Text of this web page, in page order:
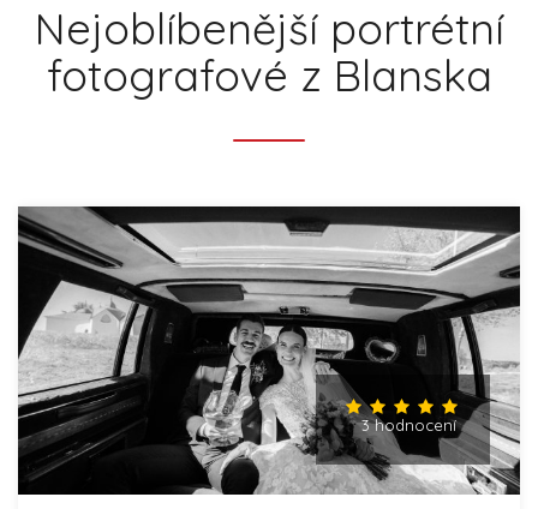
Nejoblíbenější portrétní
fotografové z Blanska
3 hodnocení